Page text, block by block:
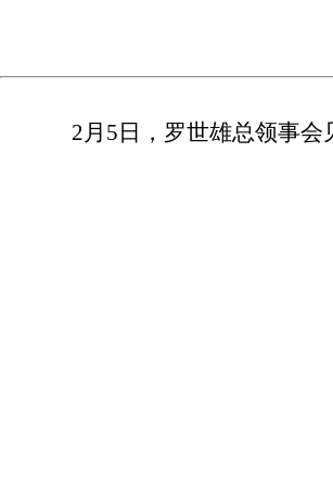
2月5日，罗世雄总领事